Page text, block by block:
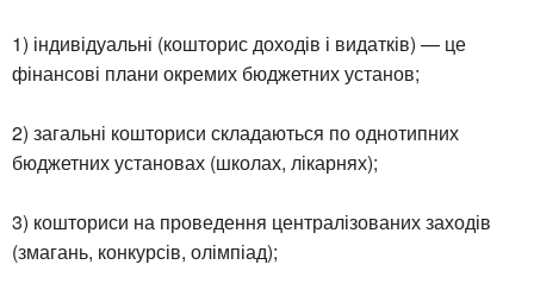
1) індивідуальні (кошторис доходів і видатків) — це
фінансові плани окремих бюджетних установ;
2) загальні кошториси складаються по однотипних
бюджетних установах (школах, лікарнях);
3) кошториси на проведення централізованих заходів
(змагань, конкурсів, олімпіад);